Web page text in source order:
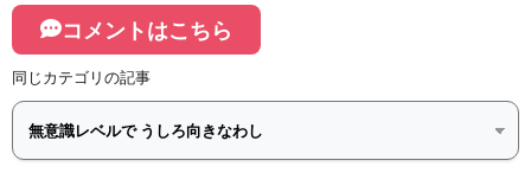
コメントはこちら
同じカテゴリの記事